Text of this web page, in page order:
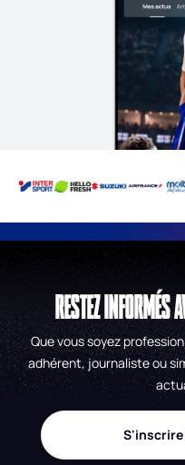
RESTEZ INFORMÉS
Que vous soyez
adhérent, journaliste ou
S'inscrire